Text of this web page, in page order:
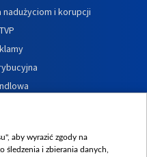
i korupcji
wewnętrznych
aby wyrazić zgody na
śledzenia i zbierania danych,